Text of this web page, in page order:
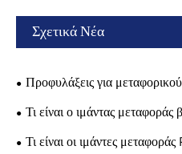
Σχετικά Νέα
Προφυλάξεις για
Τι είναι ο ιμάντας
Τι είναι οι ιμάντες μεταφοράς